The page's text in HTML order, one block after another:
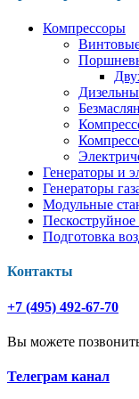
Компрессоры
Генераторы и
Генераторы
Модульные
Подготовка
Контакты
+7 (495) 492-67-70
Вы можете
Телеграм канал